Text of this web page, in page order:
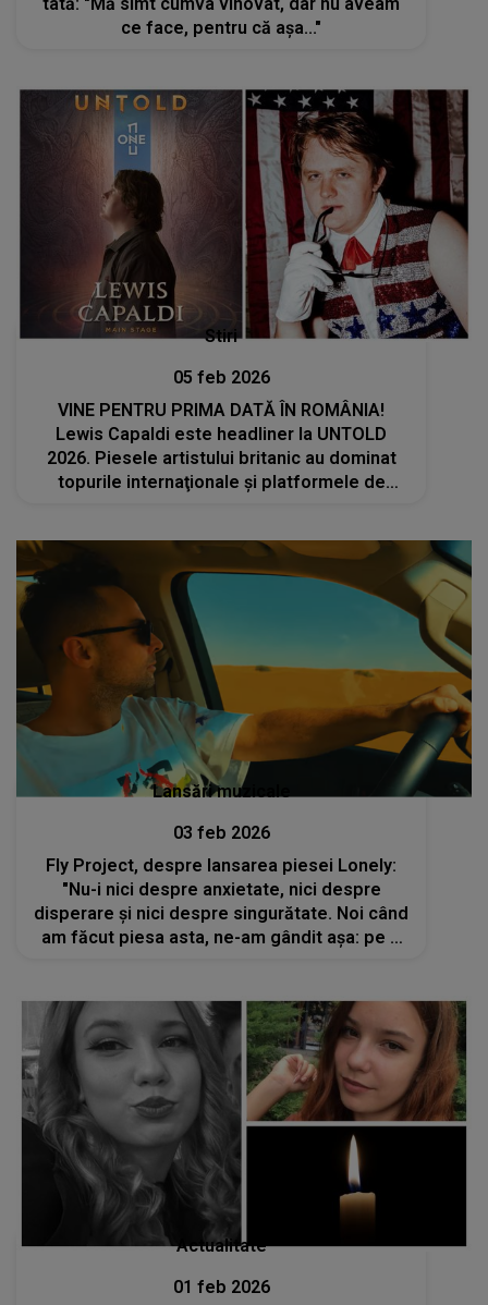
ce face, pentru că așa..."
Stiri
05 feb 2026
VINE PENTRU PRIMA DATĂ ÎN ROMÂNIA!
Lewis Capaldi este headliner la UNTOLD
2026. Piesele artistului britanic au dominat
topurile internaţionale şi platformele de
Lansări muzicale
03 feb 2026
Fly Project, despre lansarea piesei Lonely:
"Nu-i nici despre anxietate, nici despre
disperare și nici despre singurătate. Noi când
am făcut piesa asta, ne-am gândit așa: pe o
Actualitate
01 feb 2026